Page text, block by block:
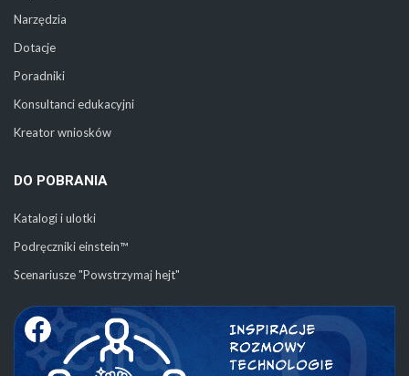
Narzędzia
Dotacje
Poradniki
Konsultanci edukacyjni
Kreator wniosków
DO POBRANIA
Katalogi i ulotki
Podręczniki einstein™
Scenariusze "Powstrzymaj hejt"